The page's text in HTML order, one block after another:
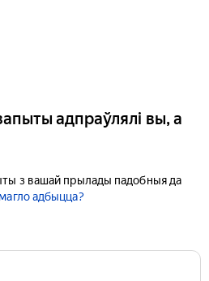
адпраўлялі вы, а
з вашай прылады падобныя да
адбыцца?